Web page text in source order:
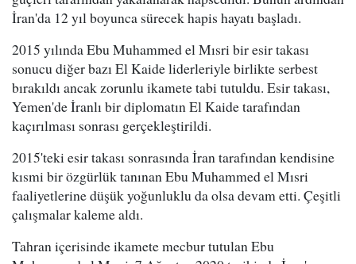
İran'da 12 yıl boyunca sürecek hapis hayatı başladı.
2015 yılında Ebu Muhammed el Mısri bir esir takası
sonucu diğer bazı El Kaide liderleriyle birlikte serbest
bırakıldı ancak zorunlu ikamete tabi tutuldu. Esir takası,
Yemen'de İranlı bir diplomatın El Kaide tarafından
kaçırılması sonrası gerçekleştirildi.
2015'teki esir takası sonrasında İran tarafından kendisine
kısmi bir özgürlük tanınan Ebu Muhammed el Mısri
faaliyetlerine düşük yoğunluklu da olsa devam etti. Çeşitli
çalışmalar kaleme aldı.
Tahran içerisinde ikamete mecbur tutulan Ebu